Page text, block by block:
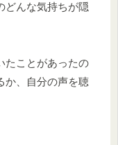
どんな気持ちが隠
たことがあったの
か、自分の声を聴